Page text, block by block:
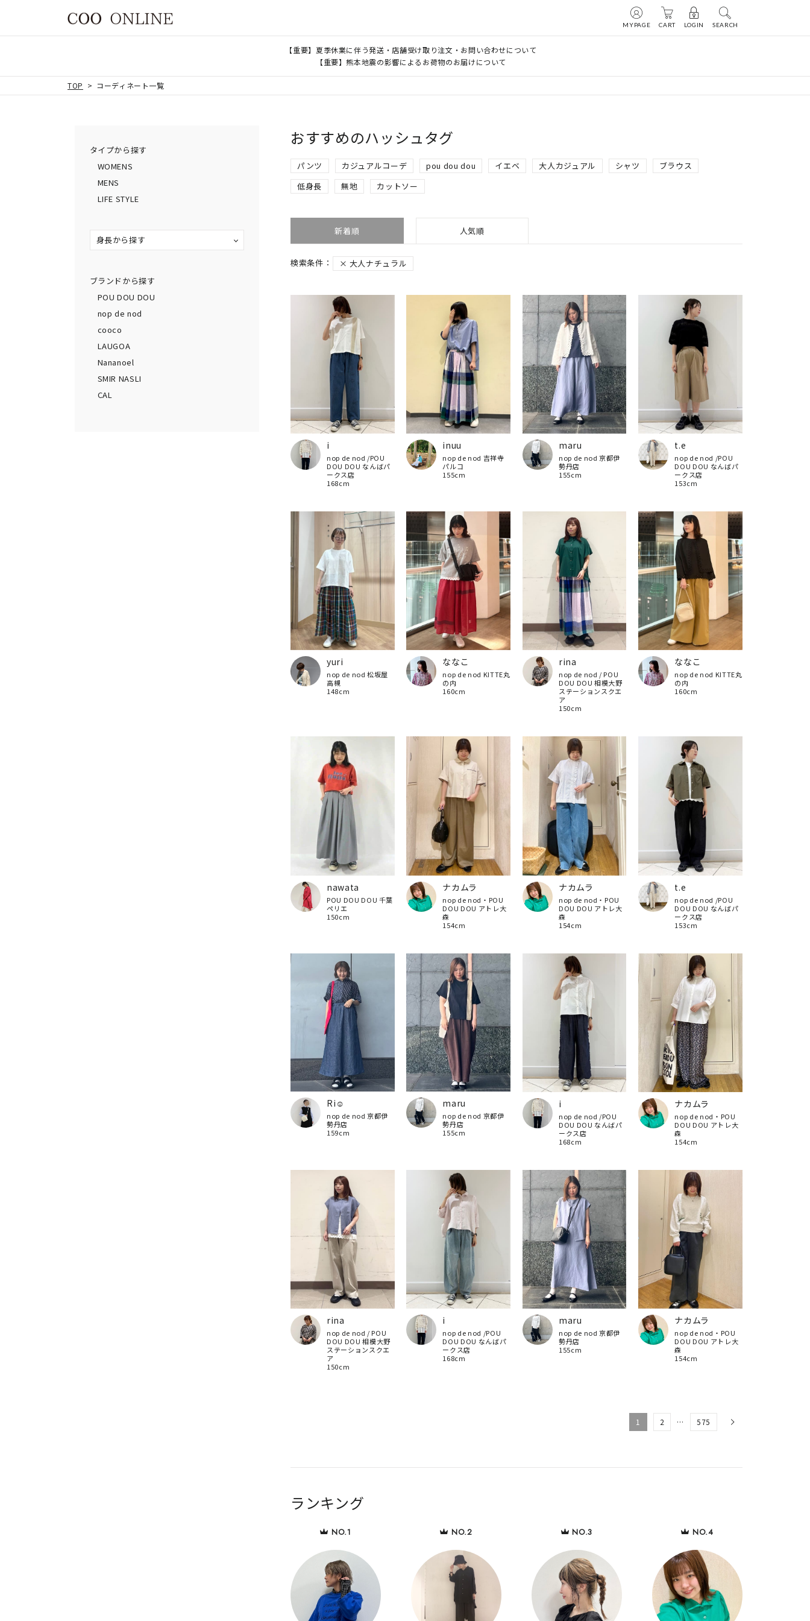
MYPAGE CART LOGIN SEARCH
【重要】夏季休業に伴う発送・店舗受け取り注文・お問い合わせについて
【重要】熊本地震の影響によるお荷物のお届けについて
TOP コーディネート一覧
タイプから探す
WOMENS
MENS
LIFE STYLE
身長から探す
ブランドから探す
POU DOU DOU
nop de nod
cooco
LAUGOA
Nananoel
SMIR NASLI
CAL
おすすめのハッシュタグ
パンツ カジュアルコーデ pou dou dou イエベ 大人カジュアル シャツ
ブラウス
低身長
無地 カットソー
新着順 人気順
大人ナチュラル
i
nop de nod /POU
DOU DOU なんばパ
ークス店
168cm
inuu
nop de nod 吉祥寺
パルコ
155cm
maru
nop de nod 京都伊
勢丹店
155cm
t.e
nop de nod /POU
DOU DOU なんばパ
ークス店
153cm
yuri
nop de nod 松坂屋
高槻
148cm
ななこ
nop de nod KITTE丸
の内
160cm
rina
nop de nod / POU
DOU DOU 相模大野
ステーションスクエ
ア
150cm
ななこ
nop de nod KITTE丸
の内
160cm
nawata
POU DOU DOU 千葉
ペリエ
150cm
ナカムラ
nop de nod・POU
DOU DOU アトレ大
森
154cm
ナカムラ
nop de nod・POU
DOU DOU アトレ大
森
154cm
t.e
nop de nod /POU
DOU DOU なんばパ
ークス店
153cm
Ri☺︎
nop de nod 京都伊
勢丹店
159cm
maru
nop de nod 京都伊
勢丹店
155cm
i
nop de nod /POU
DOU DOU なんばパ
ークス店
168cm
ナカムラ
nop de nod・POU
DOU DOU アトレ大
森
154cm
rina
nop de nod / POU
DOU DOU 相模大野
ステーションスクエ
ア
150cm
i
nop de nod /POU
DOU DOU なんばパ
ークス店
168cm
maru
nop de nod 京都伊
勢丹店
155cm
ナカムラ
nop de nod・POU
DOU DOU アトレ大
森
154cm
1 2 … 575
ランキング